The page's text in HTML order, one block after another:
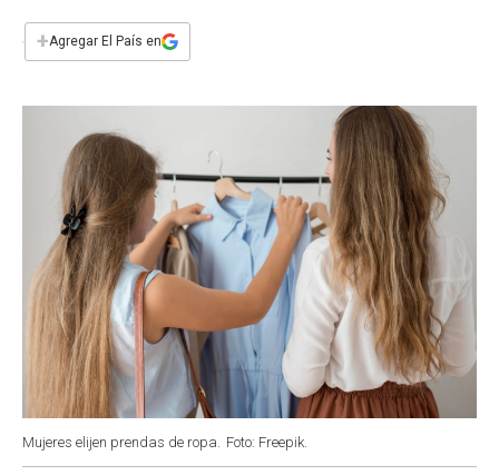
e
b
s
t
i
l
+Agregar El País en
Mujeres elijen prendas de ropa. Foto: Freepik.